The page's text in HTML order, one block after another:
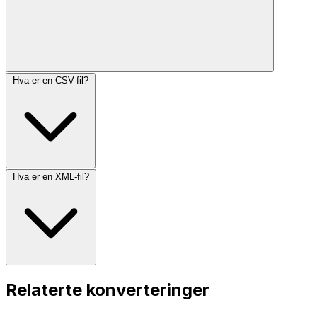
Hva er en CSV-fil?
Hva er en XML-fil?
Relaterte konverteringer